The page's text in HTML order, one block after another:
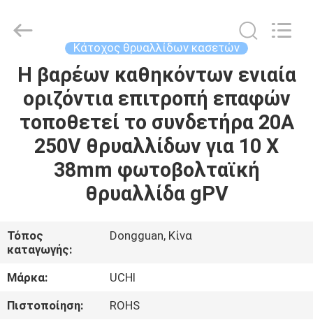
ΣΠΊΤΙ
ΠΡΟΪΌΝΤΑ
ΠΑΡΟΥΣΙΆΣΤΕ
ΠΕΡΊΠΟΥ
ΕΜΕΊΣ
ΓΎΡΟΣ
Electronics
Co.,Ltd.
Κάτοχος θρυαλλίδων κασετών
Η βαρέων καθηκόντων ενιαία
οριζόντια επιτροπή επαφών
τοποθετεί το συνδετήρα 20A
250V θρυαλλίδων για 10 X
38mm φωτοβολταϊκή
θρυαλλίδα gPV
Τόπος
καταγωγής:
Dongguan, Κίνα
Μάρκα:
UCHI
Πιστοποίηση:
ROHS